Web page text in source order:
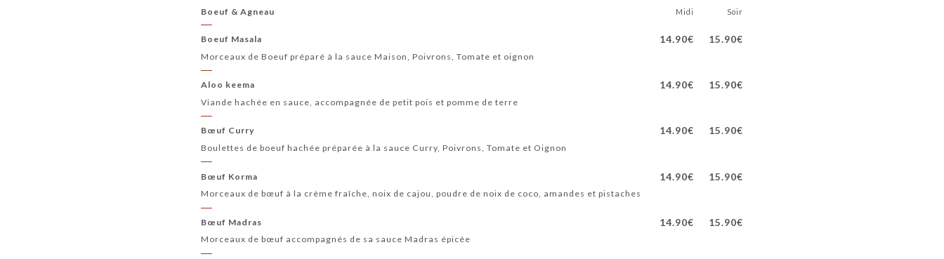
Boeuf & Agneau Midi Soir
Boeuf Masala 14.90€ 15.90€
Morceaux de Boeuf préparé à la sauce Maison, Poivrons, Tomate et oignon
Aloo keema 14.90€ 15.90€
Viande hachée en sauce, accompagnée de petit pois et pomme de terre
Bœuf Curry 14.90€ 15.90€
Boulettes de boeuf hachée préparée à la sauce Curry, Poivrons, Tomate et Oignon
Bœuf Korma 14.90€ 15.90€
Morceaux de bœuf à la crème fraîche, noix de cajou, poudre de noix de coco, amandes et pistaches
Bœuf Madras 14.90€ 15.90€
Morceaux de bœuf accompagnés de sa sauce Madras épicée